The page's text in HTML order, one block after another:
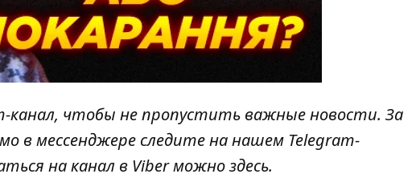
канал, чтобы не пропустить важные новости. За
в мессенджере следите на нашем Telegram-
на канал в Viber можноздесь.